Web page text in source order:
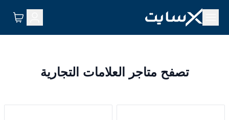
تصفح متاجر العلامات التجارية